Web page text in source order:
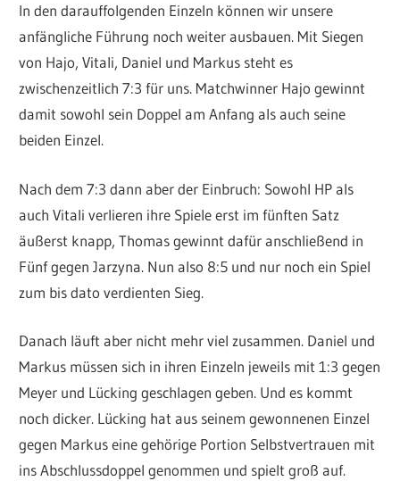
In den darauffolgenden Einzeln können wir unsere
anfängliche Führung noch weiter ausbauen. Mit Siegen
von Hajo, Vitali, Daniel und Markus steht es
zwischenzeitlich 7:3 für uns. Matchwinner Hajo gewinnt
damit sowohl sein Doppel am Anfang als auch seine
beiden Einzel.
Nach dem 7:3 dann aber der Einbruch: Sowohl HP als
auch Vitali verlieren ihre Spiele erst im fünften Satz
äußerst knapp, Thomas gewinnt dafür anschließend in
Fünf gegen Jarzyna. Nun also 8:5 und nur noch ein Spiel
zum bis dato verdienten Sieg.
Danach läuft aber nicht mehr viel zusammen. Daniel und
Markus müssen sich in ihren Einzeln jeweils mit 1:3 gegen
Meyer und Lücking geschlagen geben. Und es kommt
noch dicker. Lücking hat aus seinem gewonnenen Einzel
gegen Markus eine gehörige Portion Selbstvertrauen mit
ins Abschlussdoppel genommen und spielt groß auf.